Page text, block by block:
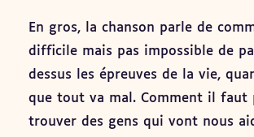
En gros, la chanson parle de
difficile mais pas impossible de
dessus les épreuves de la vie,
que tout va mal. Comment il faut
trouver des gens qui vont nous